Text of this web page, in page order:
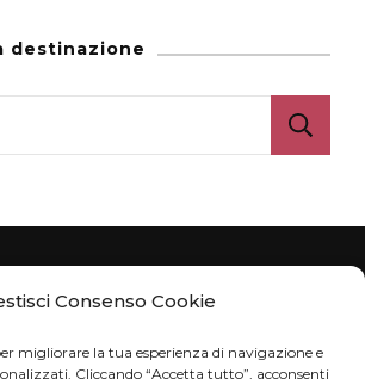
Consenso Cookie
migliorare la tua esperienza di navigazione e
Cliccando “Accetta tutto”, acconsenti
destinazione
trovi in Viaggiolibera